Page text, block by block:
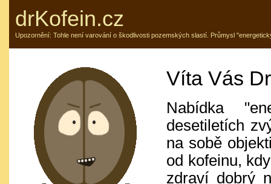
drKofein.cz
Upozornění: Tohle není varování o škodlivosti pozemských slastí. Průmysl
Víta Vás
Nabídka
desetiletích
na sobě
od kofeinu,
zdraví dobrý